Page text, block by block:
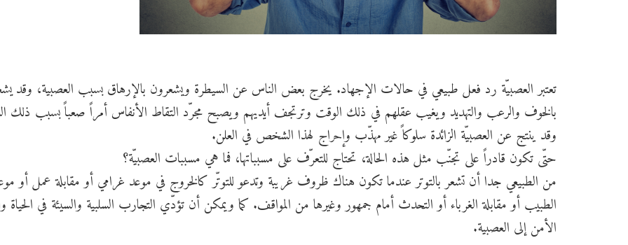
تعتبر العصبيّة رد فعل طبيعي في حالات الإجهاد. يخرج بعض الناس عن السيطرة ويشعرون بالإرهاق بسبب العصبية، وقد
بالخوف والرعب والتهديد ويغيب عقلهم في ذلك الوقت وترتجف أيديهم ويصبح مجرّد التقاط الأنفاس أمراً صعباً بسبب ذلك
وقد ينتج عن العصبيّة الزائدة سلوكاً غير مهذّب وإحراج لهذا الشخص في العلن.
حتّى تكون قادراً على تجنّب مثل هذه الحالة، تحتاج للتعرّف على مسبباتها، فما هي مسببات العصبيّة؟
من الطبيعي جدا أن تشعر بالتوتر عندما تكون هناك ظروف غريبة وتدعو للتوتّر كالخروج في موعد غرامي أو مقابلة عمل أو
الطبيب أو مقابلة الغرباء أو التحدث أمام جمهور وغيرها من المواقف. كما ويمكن أن تؤدّي التجارب السلبية والسيئة في الحياة
الأمن إلى العصبية.